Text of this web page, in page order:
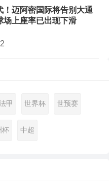
！迈阿密国际将告别大通
场上座率已出现下滑
甲 世界杯 世预赛
杯 中超